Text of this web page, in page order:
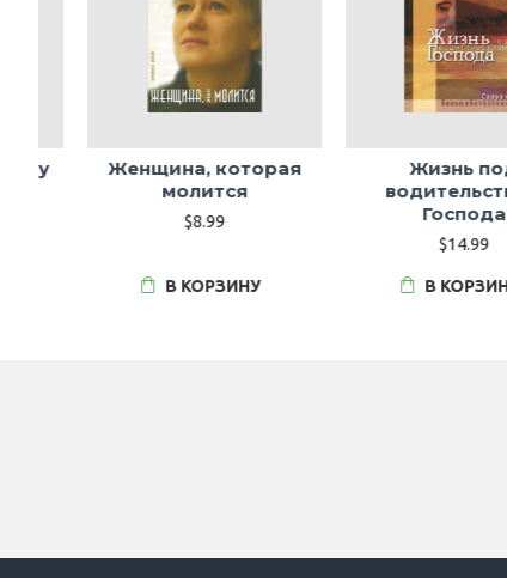
Женщина, которая
молится
В КОРЗИНУ
Жизнь под
водительством
Господа
$14.99
В КОРЗИНУ